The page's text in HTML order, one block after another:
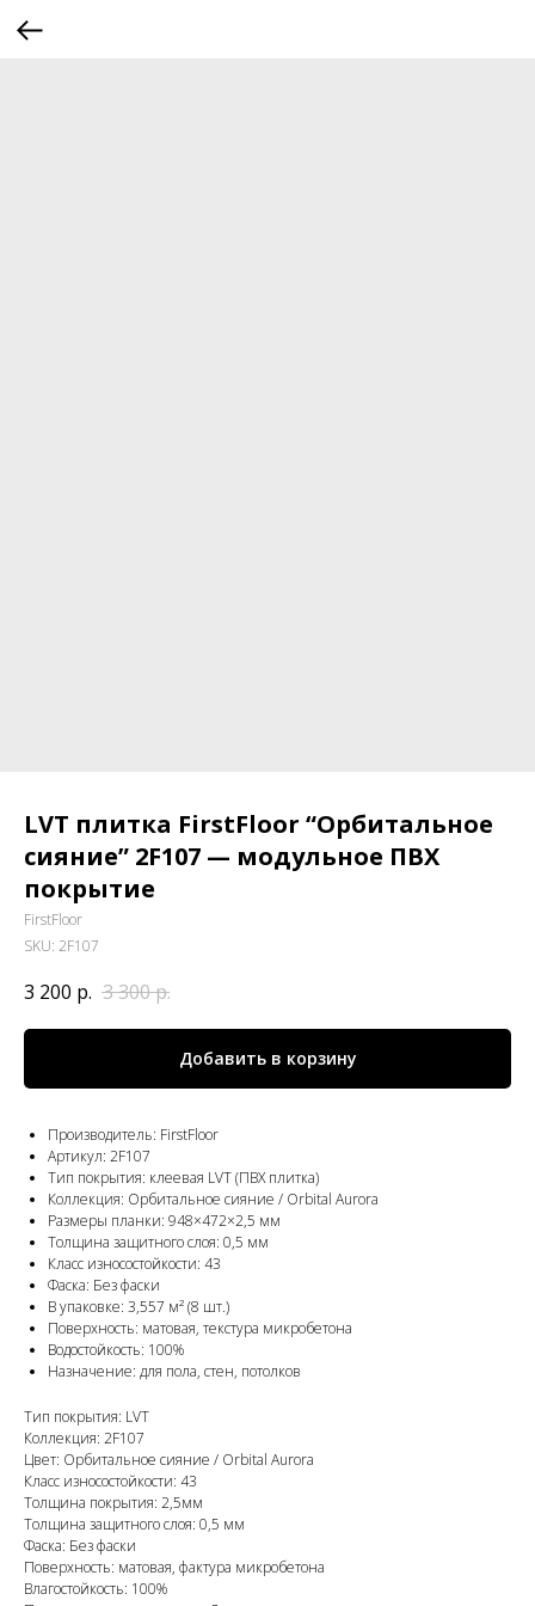
LVT плитка FirstFloor “Орбитальное
сияние” 2F107 — модульное ПВХ
покрытие
FirstFloor
SKU: 2F107
3 200 р. 3 300р.
Добавить в корзину
Производитель: FirstFloor
Артикул: 2F107
Тип покрытия: клеевая LVT (ПВХ плитка)
Коллекция: Орбитальное сияние / Orbital Aurora
Размеры планки: 948×472×2,5 мм
Толщина защитного слоя: 0,5 мм
Класс износостойкости: 43
Фаска: Без фаски
В упаковке: 3,557 м² (8 шт.)
Поверхность: матовая, текстура микробетона
Водостойкость: 100%
Назначение: для пола, стен, потолков
Тип покрытия: LVT
Коллекция: 2F107
Цвет: Орбитальное сияние / Orbital Aurora
Класс износостойкости: 43
Толщина покрытия: 2,5мм
Толщина защитного слоя: 0,5 мм
Фаска: Без фаски
Поверхность: матовая, фактура микробетона
Влагостойкость: 100%